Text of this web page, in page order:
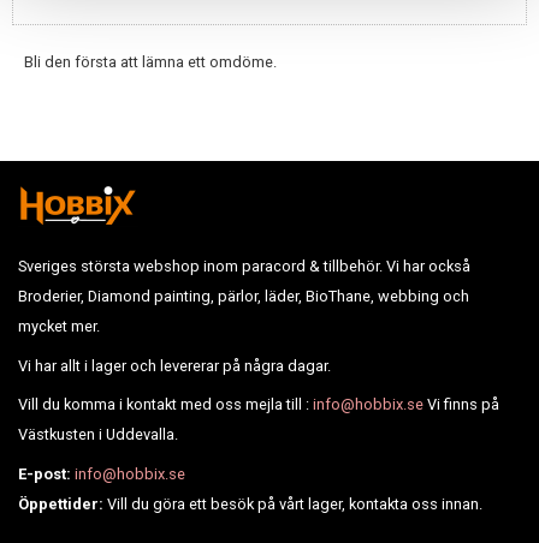
Bli den första att lämna ett omdöme.
Sveriges största webshop inom paracord & tillbehör. Vi har också
Broderier, Diamond painting, pärlor, läder, BioThane, webbing och
mycket mer.
Vi har allt i lager och levererar på några dagar.
Vill du komma i kontakt med oss mejla till :info@hobbix.se Vi finns på
Västkusten i Uddevalla.
E-post: info@hobbix.se
Öppettider: Vill du göra ett besök på vårt lager, kontakta oss innan.